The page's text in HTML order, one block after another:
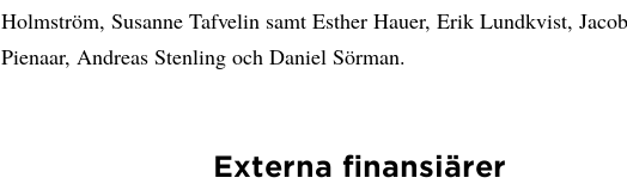
Holmström, Susanne Tafvelin samt Esther Hauer, Erik Lundkvist,
Pienaar, Andreas Stenling och Daniel Sörman.
Externa finansiärer